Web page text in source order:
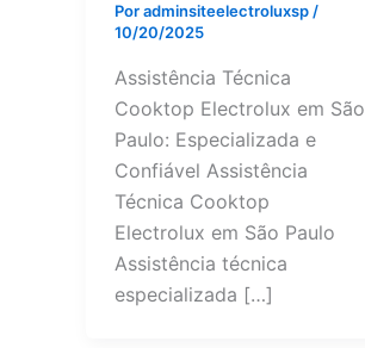
Poradminsiteelectroluxsp /
10/20/2025
Assistência Técnica
Cooktop Electrolux em São
Paulo: Especializada e
Confiável Assistência
Técnica Cooktop
Electrolux em São Paulo
Assistência técnica
especializada […]